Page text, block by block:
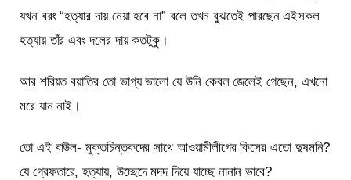
যখন বরং “হত্যার দায় নেয়া হবে না” বলে তখন বুঝতেই পারছেন এইসকল
হত্যায় তাঁর এবং দলের দায় কতটুকু।
আর শরিয়ত বয়াতির তো ভাগ্য ভালো যে উনি কেবল জেলেই গেছেন, এখনো
মরে যান নাই।
তো এই বাউল- মুক্তচিন্তকদের সাথে আওয়ামীলীগের কিসের এতো দুষমনি?
যে গ্রেফতারে, হত্যায়, উচ্ছেদে মদদ দিয়ে যাচ্ছে নানান ভাবে?